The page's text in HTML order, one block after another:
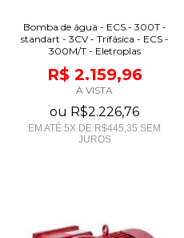
Bomba de água - ECS - 300T -
standart - 3CV - Trifásica - ECS -
300M/T - Eletroplas
R$ 2.159,96
À VISTA
ou R$2.226,76
EM ATÉ 5X DE R$445,35 SEM
JUROS